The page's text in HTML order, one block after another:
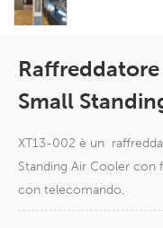
Small
XT13-002 è un
Standing Air Cooler con
con telecomando.